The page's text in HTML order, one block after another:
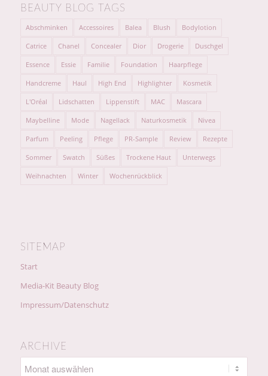
BEAUTY BLOG TAGS
Abschminken Accessoires Balea Blush Bodylotion
Catrice Chanel Concealer Dior Drogerie Duschgel
Essence Essie Familie Foundation Haarpflege
Handcreme Haul High End Highlighter Kosmetik
L'Oréal Lidschatten Lippenstift MAC Mascara
Maybelline Mode Nagellack Naturkosmetik Nivea
Parfum Peeling Pflege PR-Sample Review Rezepte
Sommer Swatch Süßes Trockene Haut Unterwegs
Weihnachten Winter Wochenrückblick
SITEMAP
Start
Media-Kit Beauty Blog
Impressum/Datenschutz
ARCHIVE